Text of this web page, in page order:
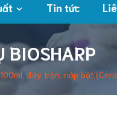
Tin tức
BIOSHARP
đáy tròn, nắp bật